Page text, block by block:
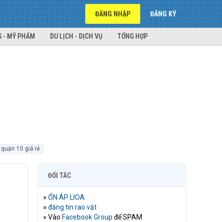
ĐĂNG NHẬP ĐĂNG KÝ
- MỸ PHẨM DU LỊCH - DỊCH VỤ TỔNG HỢP
10 giá rẻ
ĐỐI TÁC
» ỔN ÁP LIOA
» đăng tin rao vặt
» Vào Facebook Group để SPAM